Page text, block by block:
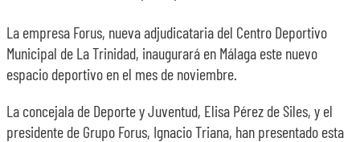
La empresa Forus, nueva adjudicataria del Centro Deportivo
Municipal de La Trinidad, inaugurará en Málaga este nuevo
espacio deportivo en el mes de noviembre.
La concejala de Deporte y Juventud, Elisa Pérez de Siles, y el
presidente de Grupo Forus, Ignacio Triana, han presentado esta